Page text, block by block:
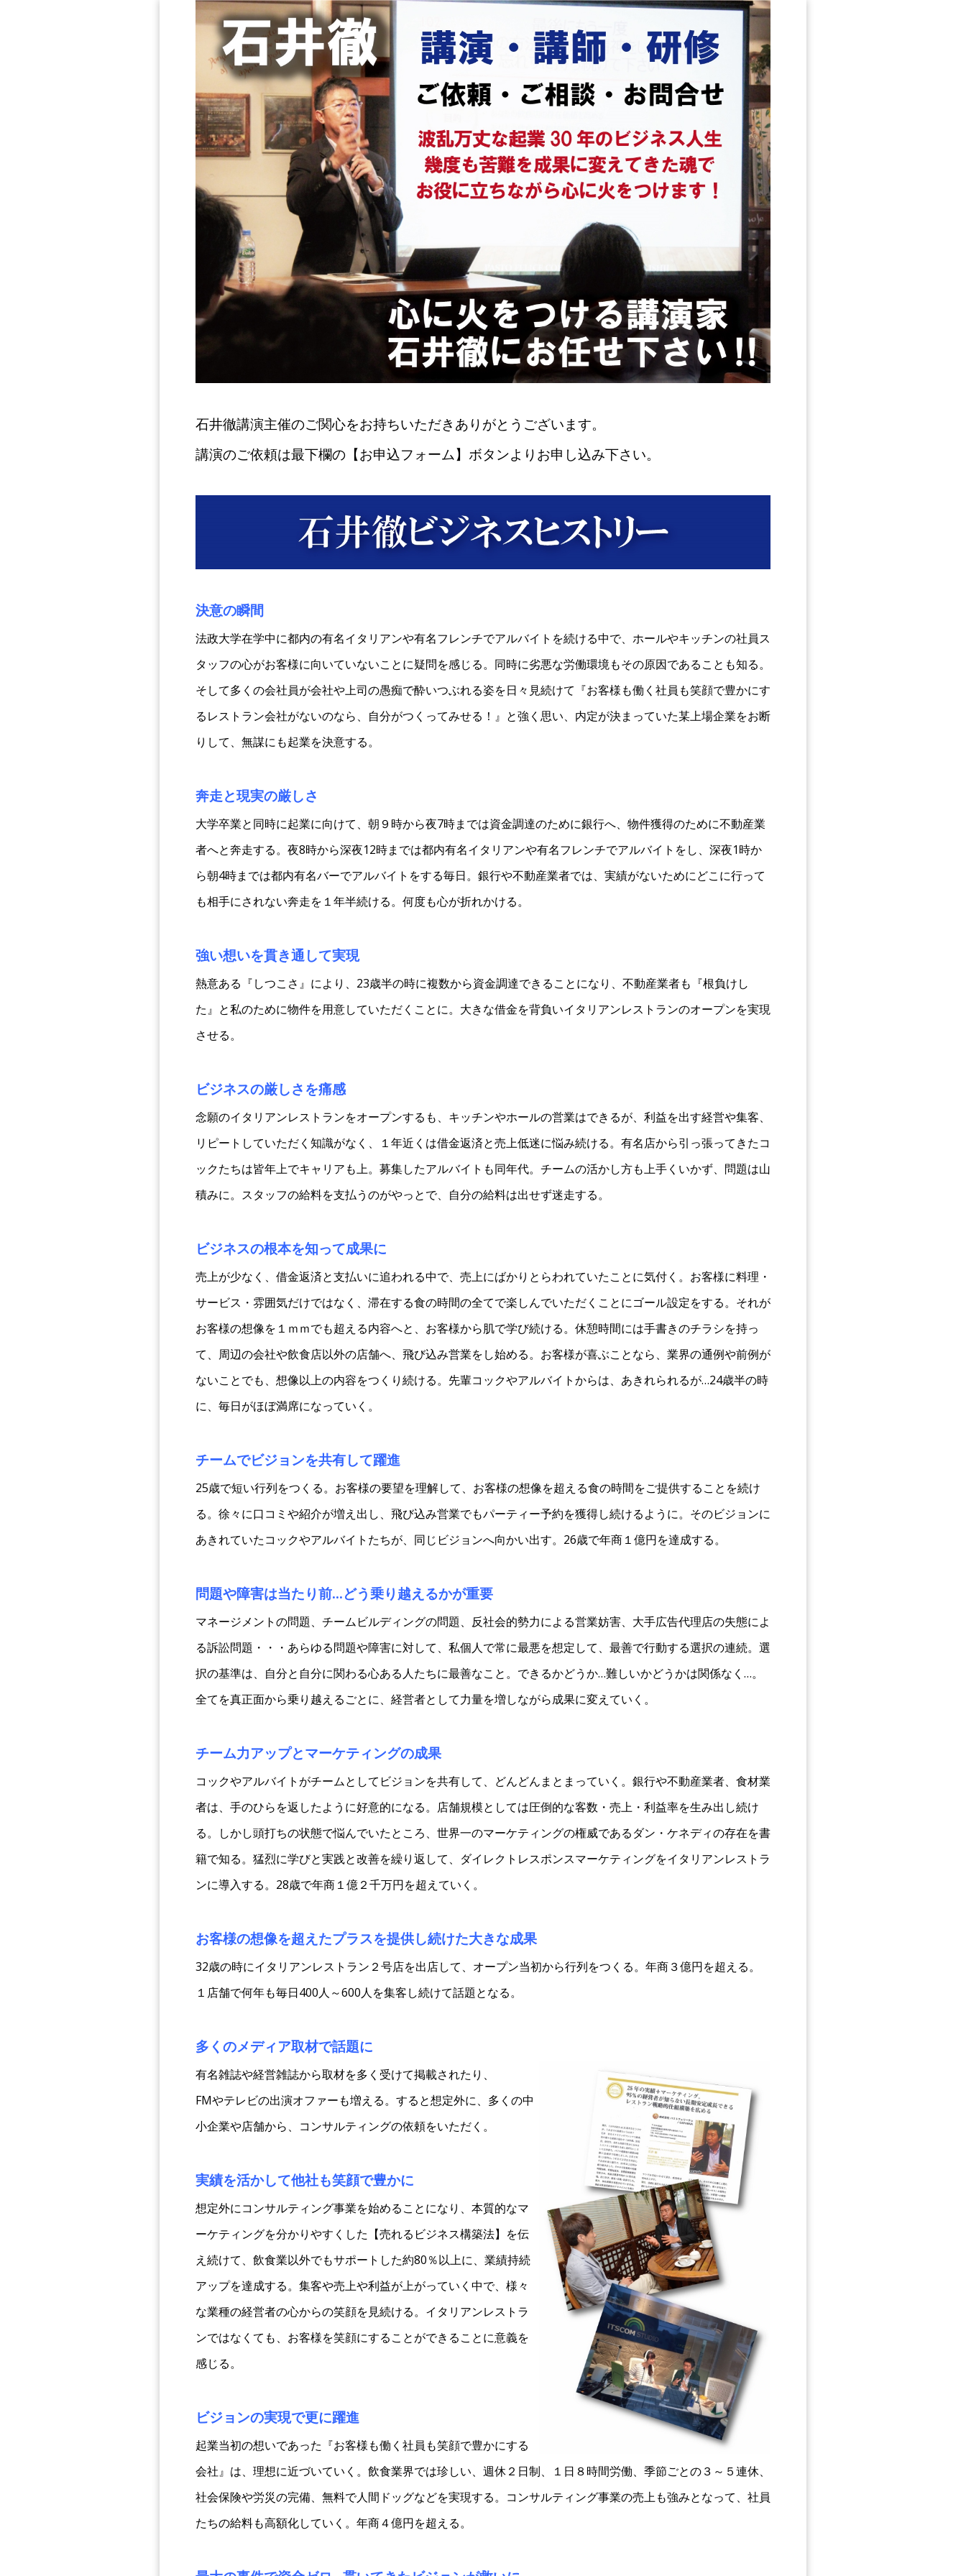
石井徹講演主催のご関心をお持ちいただきありがとうございます。
講演のご依頼は最下欄の【お申込フォーム】ボタンよりお申し込み下さい。
決意の瞬間
法政大学在学中に都内の有名イタリアンや有名フレンチでアルバイトを続ける中で、ホールやキッチンの社員ス
タッフの心がお客様に向いていないことに疑問を感じる。同時に劣悪な労働環境もその原因であることも知る。
そして多くの会社員が会社や上司の愚痴で酔いつぶれる姿を日々見続けて『お客様も働く社員も笑顔で豊かにす
るレストラン会社がないのなら、自分がつくってみせる！』と強く思い、内定が決まっていた某上場企業をお断
りして、無謀にも起業を決意する。
奔走と現実の厳しさ
大学卒業と同時に起業に向けて、朝９時から夜7時までは資金調達のために銀行へ、物件獲得のために不動産業
者へと奔走する。夜8時から深夜12時までは都内有名イタリアンや有名フレンチでアルバイトをし、深夜1時か
ら朝4時までは都内有名バーでアルバイトをする毎日。銀行や不動産業者では、実績がないためにどこに行って
も相手にされない奔走を１年半続ける。何度も心が折れかける。
強い想いを貫き通して実現
熱意ある『しつこさ』により、23歳半の時に複数から資金調達できることになり、不動産業者も『根負けし
た』と私のために物件を用意していただくことに。大きな借金を背負いイタリアンレストランのオープンを実現
させる。
ビジネスの厳しさを痛感
念願のイタリアンレストランをオープンするも、キッチンやホールの営業はできるが、利益を出す経営や集客、
リピートしていただく知識がなく、１年近くは借金返済と売上低迷に悩み続ける。有名店から引っ張ってきたコ
ックたちは皆年上でキャリアも上。募集したアルバイトも同年代。チームの活かし方も上手くいかず、問題は山
積みに。スタッフの給料を支払うのがやっとで、自分の給料は出せず迷走する。
ビジネスの根本を知って成果に
売上が少なく、借金返済と支払いに追われる中で、売上にばかりとらわれていたことに気付く。お客様に料理・
サービス・雰囲気だけではなく、滞在する食の時間の全てで楽しんでいただくことにゴール設定をする。それが
お客様の想像を１ｍｍでも超える内容へと、お客様から肌で学び続ける。休憩時間には手書きのチラシを持っ
て、周辺の会社や飲食店以外の店舗へ、飛び込み営業をし始める。お客様が喜ぶことなら、業界の通例や前例が
ないことでも、想像以上の内容をつくり続ける。先輩コックやアルバイトからは、あきれられるが…24歳半の時
に、毎日がほぼ満席になっていく。
チームでビジョンを共有して躍進
25歳で短い行列をつくる。お客様の要望を理解して、お客様の想像を超える食の時間をご提供することを続け
る。徐々に口コミや紹介が増え出し、飛び込み営業でもパーティー予約を獲得し続けるように。そのビジョンに
あきれていたコックやアルバイトたちが、同じビジョンへ向かい出す。26歳で年商１億円を達成する。
問題や障害は当たり前…どう乗り越えるかが重要
マネージメントの問題、チームビルディングの問題、反社会的勢力による営業妨害、大手広告代理店の失態によ
る訴訟問題・・・あらゆる問題や障害に対して、私個人で常に最悪を想定して、最善で行動する選択の連続。選
択の基準は、自分と自分に関わる心ある人たちに最善なこと。できるかどうか…難しいかどうかは関係なく…。
全てを真正面から乗り越えるごとに、経営者として力量を増しながら成果に変えていく。
チーム力アップとマーケティングの成果
コックやアルバイトがチームとしてビジョンを共有して、どんどんまとまっていく。銀行や不動産業者、食材業
者は、手のひらを返したように好意的になる。店舗規模としては圧倒的な客数・売上・利益率を生み出し続け
る。しかし頭打ちの状態で悩んでいたところ、世界一のマーケティングの権威であるダン・ケネディの存在を書
籍で知る。猛烈に学びと実践と改善を繰り返して、ダイレクトレスポンスマーケティングをイタリアンレストラ
ンに導入する。28歳で年商１億２千万円を超えていく。
お客様の想像を超えたプラスを提供し続けた大きな成果
32歳の時にイタリアンレストラン２号店を出店して、オープン当初から行列をつくる。年商３億円を超える。
１店舗で何年も毎日400人～600人を集客し続けて話題となる。
多くのメディア取材で話題に
有名雑誌や経営雑誌から取材を多く受けて掲載されたり、
FMやテレビの出演オファーも増える。すると想定外に、多くの中
小企業や店舗から、コンサルティングの依頼をいただく。
実績を活かして他社も笑顔で豊かに
想定外にコンサルティング事業を始めることになり、本質的なマ
ーケティングを分かりやすくした【売れるビジネス構築法】を伝
え続けて、飲食業以外でもサポートした約80％以上に、業績持続
アップを達成する。集客や売上や利益が上がっていく中で、様々
な業種の経営者の心からの笑顔を見続ける。イタリアンレストラ
ンではなくても、お客様を笑顔にすることができることに意義を
感じる。
ビジョンの実現で更に躍進
起業当初の想いであった『お客様も働く社員も笑顔で豊かにする
会社』は、理想に近づいていく。飲食業界では珍しい、週休２日制、１日８時間労働、季節ごとの３～５連休、
社会保険や労災の完備、無料で人間ドッグなどを実現する。コンサルティング事業の売上も強みとなって、社員
たちの給料も高額化していく。年商４億円を超える。